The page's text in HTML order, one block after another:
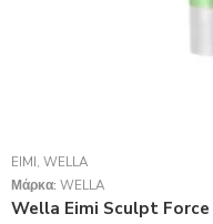
EIMI, WELLA
Μάρκα: WELLA
Wella Eimi Sculpt Force